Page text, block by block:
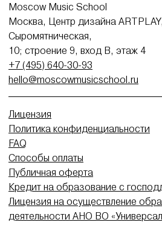
Moscow Music School
Москва, Центр дизайна
Сыромятническая,
10; строение 9, вход В, этаж 4
+7 (495) 640-30-93
hello@moscowmusicschool.ru
Лицензия
Политика конфиденциальности
FAQ
Способы оплаты
Публичная оферта
Кредит на образование с
Лицензия на осуществление
деятельности АНО ВО